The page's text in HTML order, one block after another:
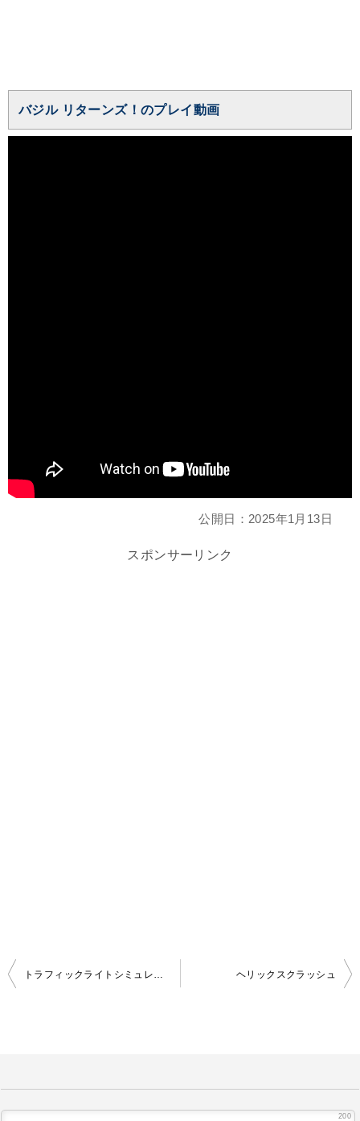
バジル リターンズ！のプレイ動画
公開日： 2025年1月13日
スポンサーリンク
投
ー
トラフィックライトシミュレーター 3D ヘリックスクラッシュ
200